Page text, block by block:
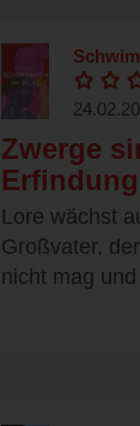
Zwerge
Erfindung
Lore wächst
Großvater,
nicht mag